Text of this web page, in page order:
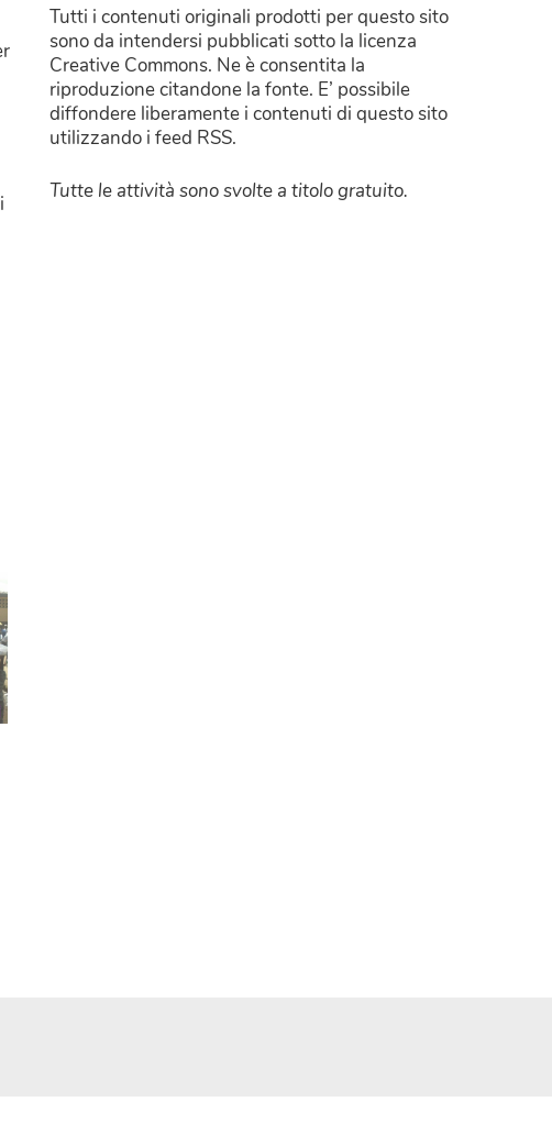
Tutti i contenuti originali prodotti per questo sito
sono da intendersi pubblicati sotto la licenza
Creative Commons. Ne è consentita la
riproduzione citandone la fonte. E’ possibile
diffondere liberamente i contenuti di questo sito
utilizzando i feed RSS.
Tutte le attività sono svolte a titolo gratuito.